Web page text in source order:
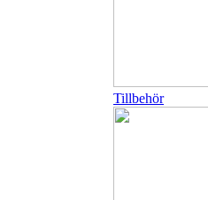
Tillbehör